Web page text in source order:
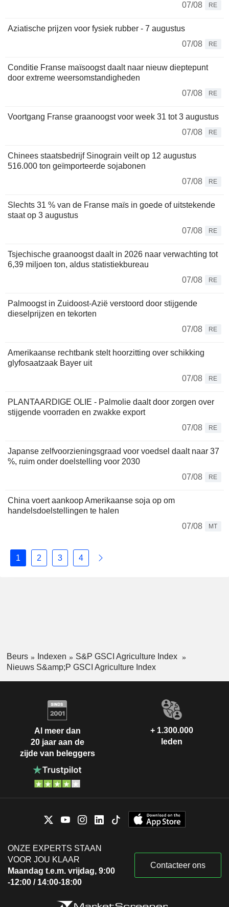
07/08
RE
Aziatische prijzen voor fysiek rubber - 7 augustus
07/08
RE
Conditie Franse maïsoogst daalt naar nieuw dieptepunt
door extreme weersomstandigheden
07/08
RE
Voortgang Franse graanoogst voor week 31 tot 3 augustus
07/08
RE
Chinees staatsbedrijf Sinograin veilt op 12 augustus
516.000 ton geïmporteerde sojabonen
07/08
RE
Slechts 31 % van de Franse maïs in goede of uitstekende
staat op 3 augustus
07/08
RE
Tsjechische graanoogst daalt in 2026 naar verwachting tot
6,39 miljoen ton, aldus statistiekbureau
07/08
RE
Palmoogst in Zuidoost-Azië verstoord door stijgende
dieselprijzen en tekorten
07/08
RE
Amerikaanse rechtbank stelt hoorzitting over schikking
glyfosaatzaak Bayer uit
07/08
RE
PLANTAARDIGE OLIE - Palmolie daalt door zorgen over
stijgende voorraden en zwakke export
07/08
RE
Japanse zelfvoorzieningsgraad voor voedsel daalt naar 37
%, ruim onder doelstelling voor 2030
07/08
RE
China voert aankoop Amerikaanse soja op om
handelsdoelstellingen te halen
07/08
MT
1 2 3 4
Beurs Indexen
S&P GSCI Agriculture Index
Nieuws S&amp;P GSCI Agriculture Index
Al meer dan
20 jaar aan de
zijde van beleggers
+ 1.300.000
leden
ONZE EXPERTS STAAN
VOOR JOU KLAAR
Maandag t.e.m. vrijdag, 9:00
-12:00 / 14:00-18:00
Contacteer ons